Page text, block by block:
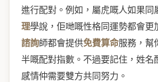
進行配對。例如，屬虎嘅人如果同
理學說，佢哋嘅性格同運勢都會更
諮詢師都會提供免費算命服務，幫
半嘅配對指數。不過要記住，姓名
感情仲需要雙方共同努力。